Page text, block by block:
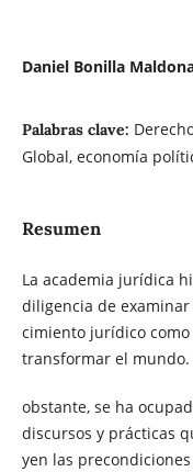
Daniel Bonilla
Palabras clave:
Global, economía
Resumen
La academia jurídica
diligencia de examinar
cimiento jurídico
transformar el mundo.
obstante, se ha
discursos y prácticas
yen las